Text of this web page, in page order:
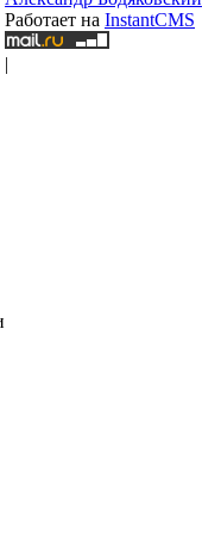
Работает на InstantCMS
|